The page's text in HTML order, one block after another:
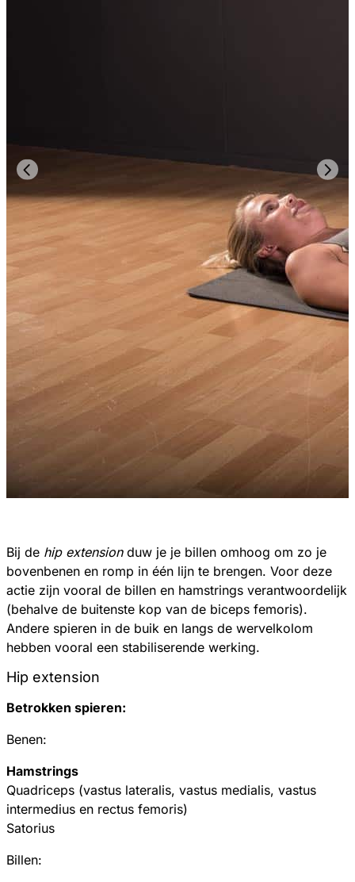
Bij de hip extension duw je je billen omhoog om zo je
bovenbenen en romp in één lijn te brengen. Voor deze
actie zijn vooral de billen en hamstrings verantwoordelijk
(behalve de buitenste kop van de biceps femoris).
Andere spieren in de buik en langs de wervelkolom
hebben vooral een stabiliserende werking.
Hip extension
Betrokken spieren:
Benen:
Hamstrings
Quadriceps (vastus lateralis, vastus medialis, vastus
intermedius en rectus femoris)
Satorius
Billen: